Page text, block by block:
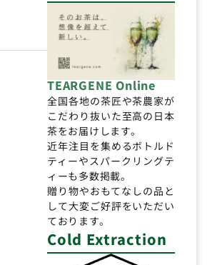
TEARGENE Online
全国各地の茶匠や茶農家が
こだわり抜いた至高の日本
茶をお届けします。
近年注目を集めるボトルド
ティーやスパークリングテ
ィーも多数掲載。
贈り物やおもてなしの品と
して大変ご好評をいただい
ております。
Cold Extraction